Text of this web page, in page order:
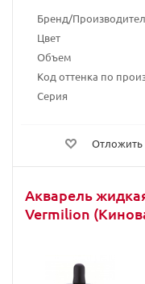
Бренд/
Цвет
Объем
Код оттенка по
Серия
Отложить
Акварель
Vermilion